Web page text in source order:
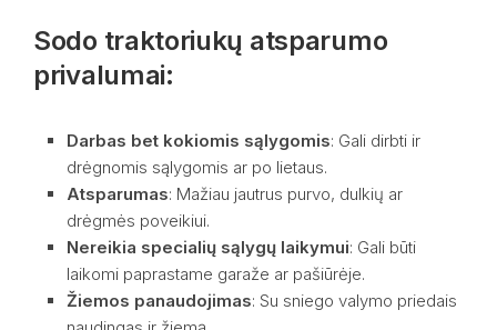
Sodo traktoriukų atsparumo
privalumai:
Darbas bet kokiomis sąlygomis: Gali dirbti ir
drėgnomis sąlygomis ar po lietaus.
Atsparumas: Mažiau jautrus purvo, dulkių ar
drėgmės poveikiui.
Nereikia specialių sąlygų laikymui: Gali būti
laikomi paprastame garaže ar pašiūrėje.
Žiemos panaudojimas: Su sniego valymo priedais